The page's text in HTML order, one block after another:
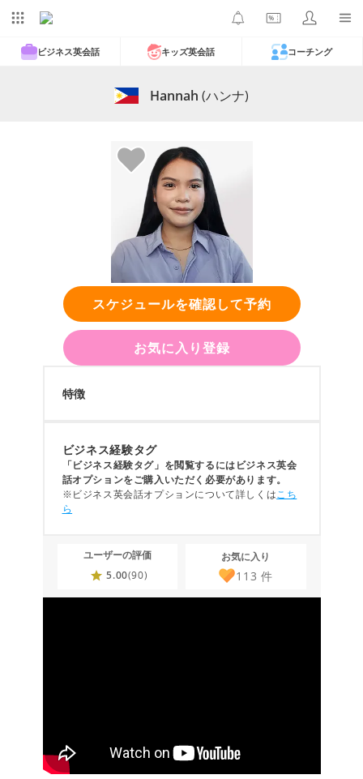
ビジネス英会話 キッズ英会話 コーチング
Hannah (ハンナ)
スケジュールを確認して予約
お気に入り登録
特徴
ビジネス経験タグ
「ビジネス経験タグ」を閲覧するにはビジネス英会
話オプションをご購入いただく必要があります。
※ビジネス英会話オプションについて詳しくはこち
ら
ユーザーの評価
5.00(90)
お気に入り
113 件